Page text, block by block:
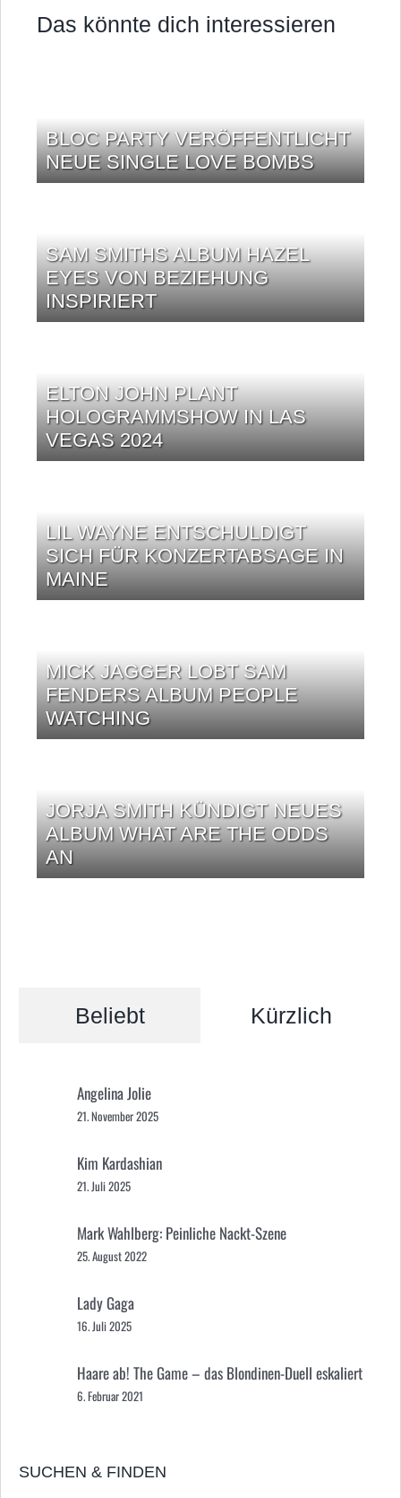
Das könnte dich interessieren
BLOC PARTY VERÖFFENTLICHT
NEUE SINGLE LOVE BOMBS
SAM SMITHS ALBUM HAZEL
EYES VON BEZIEHUNG
INSPIRIERT
ELTON JOHN PLANT
HOLOGRAMMSHOW IN LAS
VEGAS 2024
LIL WAYNE ENTSCHULDIGT
SICH FÜR KONZERTABSAGE IN
MAINE
MICK JAGGER LOBT SAM
FENDERS ALBUM PEOPLE
WATCHING
JORJA SMITH KÜNDIGT NEUES
ALBUM WHAT ARE THE ODDS
AN
Beliebt Kürzlich
Angelina Jolie
21. November 2025
Kim Kardashian
21. Juli 2025
Mark Wahlberg: Peinliche Nackt-Szene
25. August 2022
Lady Gaga
16. Juli 2025
Haare ab! The Game – das Blondinen-Duell eskaliert
6. Februar 2021
SUCHEN & FINDEN